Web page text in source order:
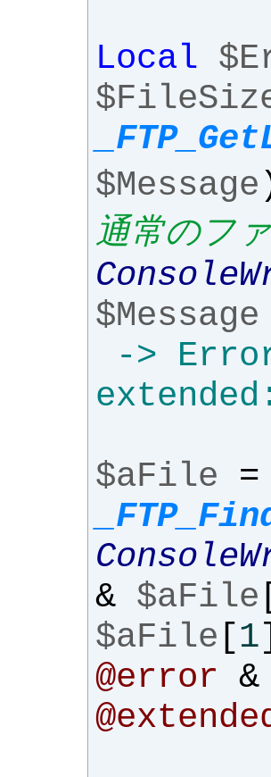
Local
$Message
通常のフ
$Message
->
$aFile =
& $aFile
$aFile [1]
@error &